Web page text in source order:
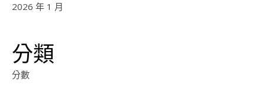
2026 年 1 月
分類
分數